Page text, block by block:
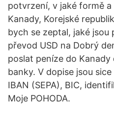
potvrzení, v jaké formě
Kanady, Korejské
bych se zeptal, jaké jsou
převod USD na Dobrý
poslat peníze do
banky. V dopise jsou
IBAN (SEPA), BIC,
Moje POHODA.